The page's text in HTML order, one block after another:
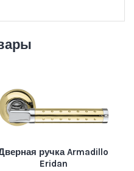
ручка Armadillo
Eridan